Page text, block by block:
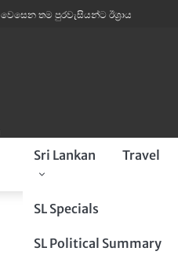
ඊශ්‍රායලයෙන් අනතුරු අඟවීමක්.
Sri Lankan
SL Specials
SL Political Summary
Travel
Sponsored By